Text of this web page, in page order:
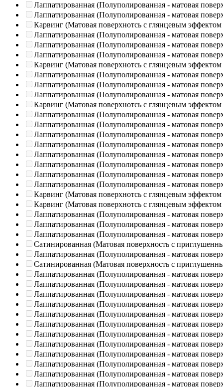
Лаппатированная (Полуполированная - матовая
Лаппатированная (Полуполированная - матовая
Карвинг (Матовая поверхнотсь с глянцевым эффектом
Лаппатированная (Полуполированная - матовая
Лаппатированная (Полуполированная - матовая
Лаппатированная (Полуполированная - матовая
Карвинг (Матовая поверхнотсь с глянцевым эффектом
Лаппатированная (Полуполированная - матовая
Лаппатированная (Полуполированная - матовая
Лаппатированная (Полуполированная - матовая
Карвинг (Матовая поверхнотсь с глянцевым эффектом
Лаппатированная (Полуполированная - матовая
Лаппатированная (Полуполированная - матовая
Лаппатированная (Полуполированная - матовая
Лаппатированная (Полуполированная - матовая
Лаппатированная (Полуполированная - матовая
Лаппатированная (Полуполированная - матовая
Лаппатированная (Полуполированная - матовая
Лаппатированная (Полуполированная - матовая
Карвинг (Матовая поверхнотсь с глянцевым эффектом
Карвинг (Матовая поверхнотсь с глянцевым эффектом
Лаппатированная (Полуполированная - матовая
Лаппатированная (Полуполированная - матовая
Лаппатированная (Полуполированная - матовая
Сатинированная (Матовая поверхность с
Лаппатированная (Полуполированная - матовая
Сатинированная (Матовая поверхность с
Лаппатированная (Полуполированная - матовая
Лаппатированная (Полуполированная - матовая
Лаппатированная (Полуполированная - матовая
Лаппатированная (Полуполированная - матовая
Лаппатированная (Полуполированная - матовая
Лаппатированная (Полуполированная - матовая
Лаппатированная (Полуполированная - матовая
Лаппатированная (Полуполированная - матовая
Лаппатированная (Полуполированная - матовая
Лаппатированная (Полуполированная - матовая
Лаппатированная (Полуполированная - матовая
Лаппатированная (Полуполированная - матовая